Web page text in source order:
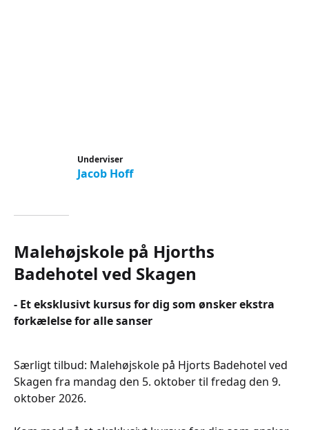
Underviser
Jacob Hoff
Malehøjskole på Hjorths
Badehotel ved Skagen
- Et eksklusivt kursus for dig som ønsker ekstra
forkælelse for alle sanser
Særligt tilbud: Malehøjskole på Hjorts Badehotel ved
Skagen fra mandag den 5. oktober til fredag den 9.
oktober 2026.